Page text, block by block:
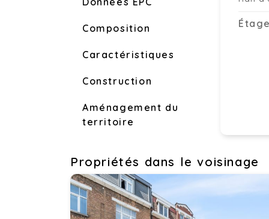
Composition
Caractéristiques
Construction
Aménagement du
territoire
Propriétés dans le voisinage